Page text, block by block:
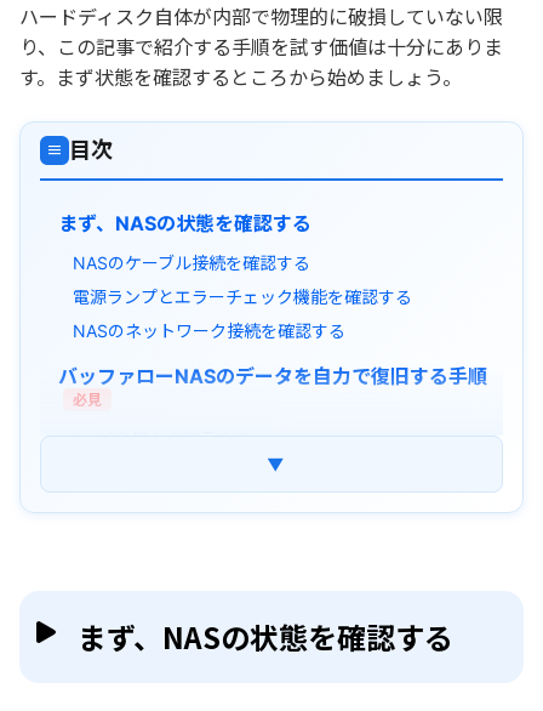
ハードディスク自体が内部で物理的に破損していない限
り、この記事で紹介する手順を試す価値は十分にありま
す。まず状態を確認するところから始めましょう。
≡ 目次
まず、NASの状態を確認する
NASのケーブル接続を確認する
電源ランプとエラーチェック機能を確認する
NASのネットワーク接続を確認する
バッファローNASのデータを自力で復旧する手順
必見
1．ゴミ箱から復元する
2．データ復旧ソフトを利用する
よくある質問
▼
まず、NASの状態を確認する